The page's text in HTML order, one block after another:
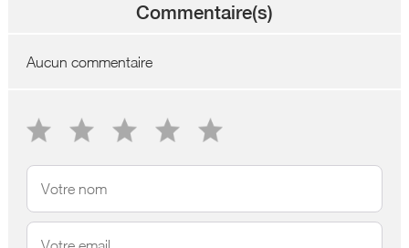
Commentaire(s)
Aucun commentaire